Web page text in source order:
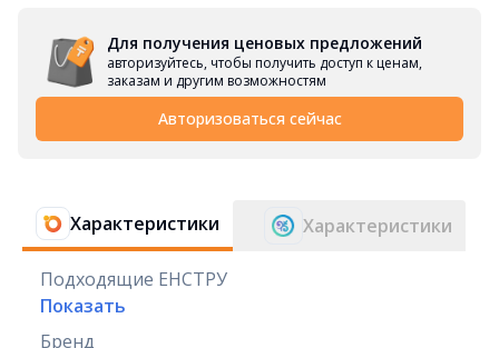
Для получения ценовых предложений
авторизуйтесь, чтобы получить доступ к ценам,
заказам и другим возможностям
Авторизоваться сейчас
Характеристики Характеристики
Подходящие ЕНСТРУ
Показать
Бренд